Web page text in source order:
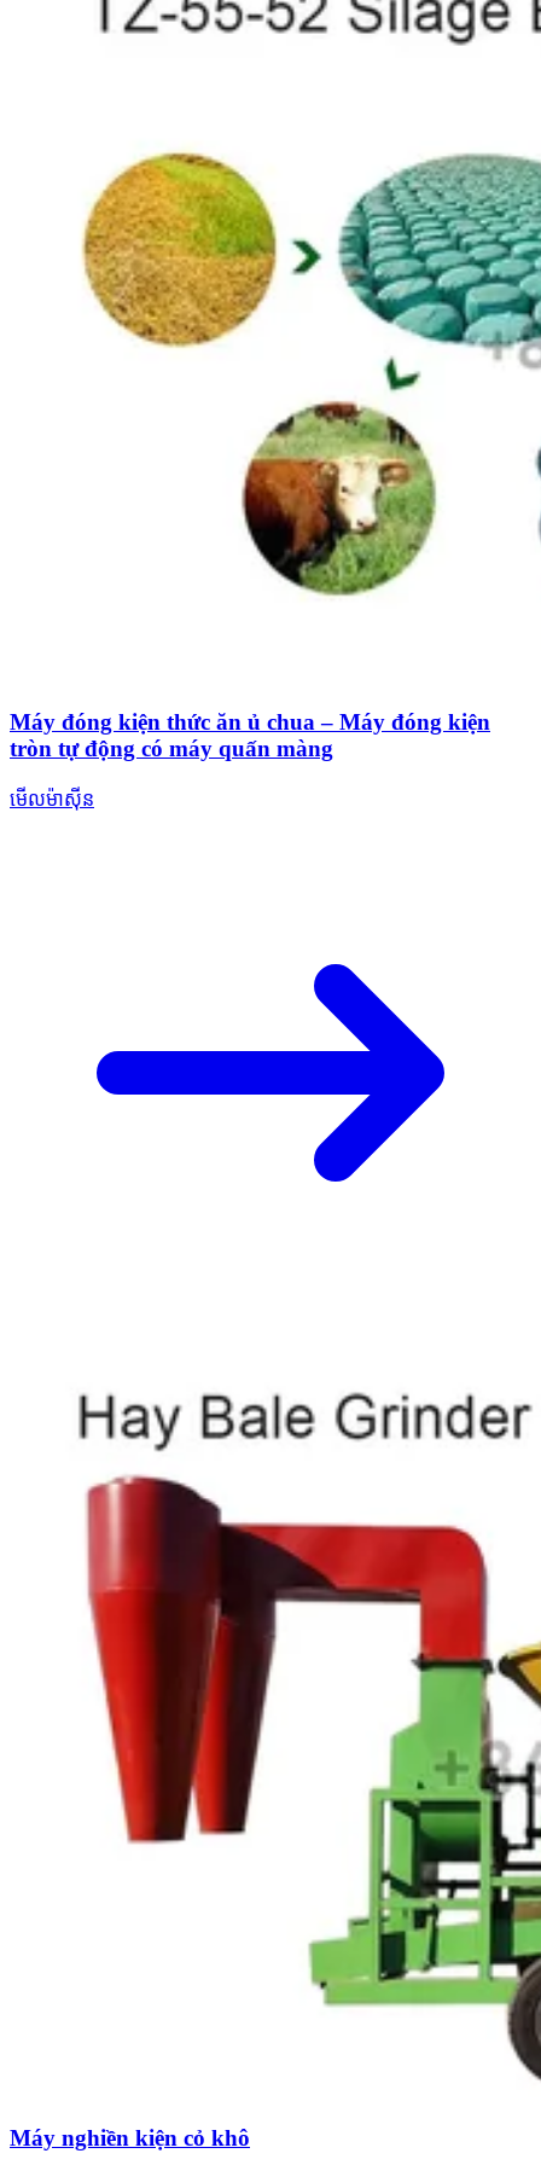
Máy đóng kiện thức ăn ủ chua – Máy đóng kiện
tròn tự động có máy quấn màng
មើលម៉ាស៊ីន
Máy nghiền kiện cỏ khô